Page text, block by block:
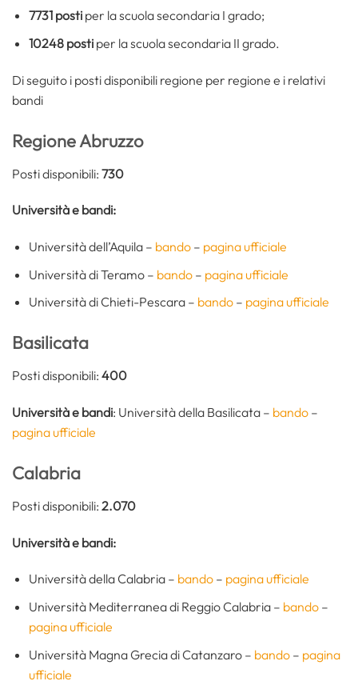
7731 postiper la scuola secondaria I grado;
10248 postiper la scuola secondaria II grado.
Di seguito i posti disponibili regione per regione e i relativi
bandi
Regione Abruzzo
Posti disponibili: 730
Università e bandi:
Università dell’Aquila – bando– pagina ufficiale
Università di Teramo – bando– pagina ufficiale
Università di Chieti-Pescara – bando– pagina ufficiale
Basilicata
Posti disponibili: 400
Università e bandi: Università della Basilicata – bando –
pagina ufficiale
Calabria
Posti disponibili: 2.070
Università e bandi:
Università della Calabria – bando– pagina ufficiale
Università Mediterranea di Reggio Calabria – bando–
pagina ufficiale
Università Magna Grecia di Catanzaro – bando– pagina
ufficiale